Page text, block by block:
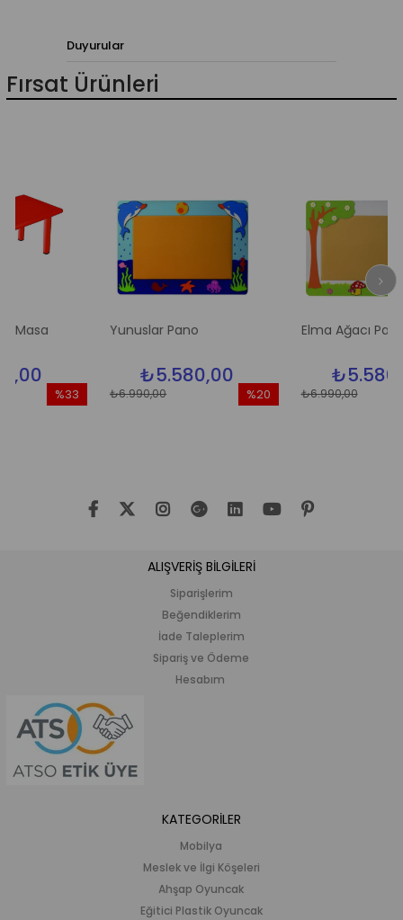
Duyurular
Fırsat Ürünleri
Yunuslar Pano
₺5.580,00
₺6.990,00
Elma Ağacı Pano
₺5.580,00
₺6.990,00
ALIŞVERİŞ BİLGİLERİ
Siparişlerim
Beğendiklerim
İade Taleplerim
Sipariş ve Ödeme
Hesabım
KATEGORİLER
Mobilya
Meslek ve İlgi Köşeleri
Ahşap Oyuncak
Eğitici Plastik Oyuncak